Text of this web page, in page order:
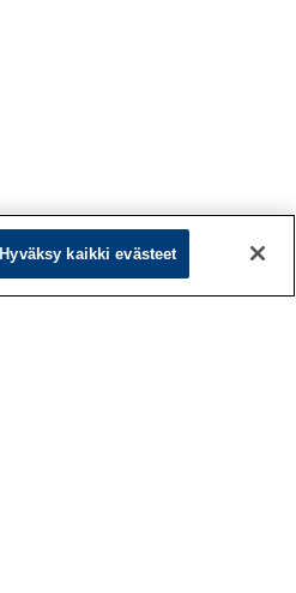
Hyväksy kaikki evästeet